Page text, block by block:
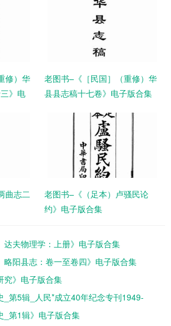
修）华
》电
老图书–《［民国］（重修）华
县县志稿十七卷》电子版合集
曲志二
老图书–《（足本）卢骚民论
约》电子版合集
达夫物理学：上册》电子版合集
略阳县志：卷一至卷四》电子版合集
究》电子版合集
_第5辑_人民*成立40年纪念专刊1949-
_第1辑》电子版合集